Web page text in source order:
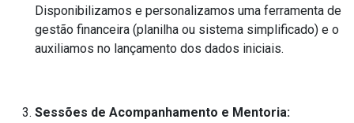
Disponibilizamos e personalizamos uma ferramenta de
gestão financeira (planilha ou sistema simplificado) e o
auxiliamos no lançamento dos dados iniciais.
Sessões de Acompanhamento e Mentoria: